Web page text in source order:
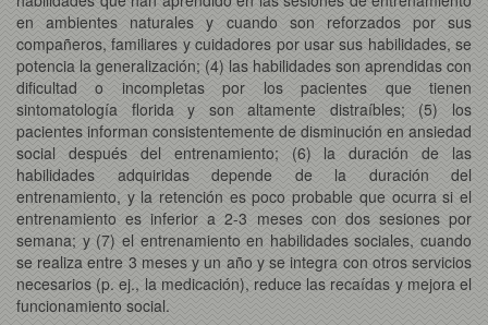
en ambientes naturales y cuando son reforzados por sus
compañeros, familiares y cuidadores por usar sus habilidades, se
potencia la generalización; (4) las habilidades son aprendidas con
dificultad o incompletas por los pacientes que tienen
sintomatología florida y son altamente distraíbles; (5) los
pacientes informan consistentemente de disminución en ansiedad
social después del entrenamiento; (6) la duración de las
habilidades adquiridas depende de la duración del
entrenamiento, y la retención es poco probable que ocurra si el
entrenamiento es inferior a 2-3 meses con dos sesiones por
semana; y (7) el entrenamiento en habilidades sociales, cuando
se realiza entre 3 meses y un año y se integra con otros servicios
necesarios (p. ej., la medicación), reduce las recaídas y mejora el
funcionamiento social.